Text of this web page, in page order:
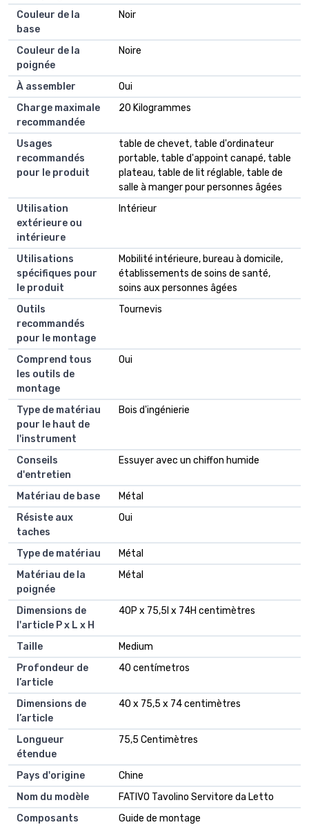
Couleur de la
base
Noir
Couleur de la
poignée
Noire
À assembler
Oui
Charge maximale
recommandée
20 Kilogrammes
Usages
recommandés
pour le produit
table de chevet, table d'ordinateur
portable, table d'appoint canapé, table
plateau, table de lit réglable, table de
salle à manger pour personnes âgées
Utilisation
extérieure ou
intérieure
Intérieur
Utilisations
spécifiques pour
le produit
Mobilité intérieure, bureau à domicile,
établissements de soins de santé,
soins aux personnes âgées
Outils
recommandés
pour le montage
Tournevis
Comprend tous
les outils de
montage
Oui
Type de matériau
pour le haut de
l'instrument
Bois d'ingénierie
Conseils
d'entretien
Essuyer avec un chiffon humide
Matériau de base
Métal
Résiste aux
taches
Oui
Type de matériau
Métal
Matériau de la
poignée
Métal
Dimensions de
l'article P x L x H
40P x 75,5l x 74H centimètres
Taille
Medium
Profondeur de
l’article
40 centímetros
Dimensions de
l’article
40 x 75,5 x 74 centimètres
Longueur
étendue
75,5 Centimètres
Pays d'origine
Chine
Nom du modèle
FATIVO Tavolino Servitore da Letto
Composants
Guide de montage